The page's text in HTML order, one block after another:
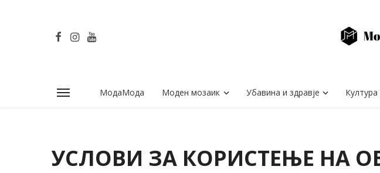
МодаМода Моден мозаик Убавина и здравје
УСЛОВИ ЗА КОРИСТЕЊЕ НА